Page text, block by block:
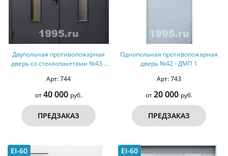
Двупольная противопожарная
дверь со стеклопакетами №43 -
Арт: 744
от40 000 руб.
ПРЕДЗАКАЗ
Однопольная противопожарная
дверь №42 - ДМП 1
Арт: 743
от20 000 руб.
ПРЕДЗАКАЗ
EI-60 EI-60